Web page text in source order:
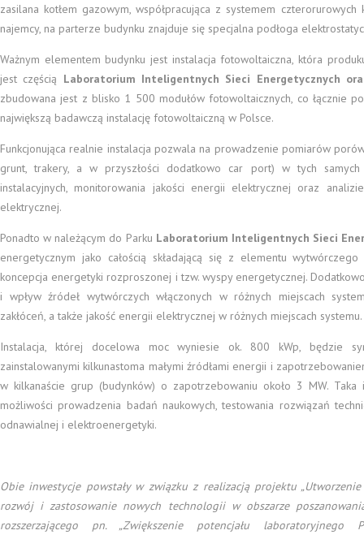
zasilana kotłem gazowym, współpracująca z systemem
najemcy, na parterze budynku znajduje się specjalna podłoga
Ważnym elementem budynku jest instalacja fotowoltaiczna, która
jest częścią Laboratorium Inteligentnych Sieci Energetycznych
zbudowana jest z blisko 1 500 modułów fotowoltaicznych, co łącznie
największą badawczą instalację fotowoltaiczną w Polsce.
Funkcjonująca realnie instalacja pozwala na prowadzenie pomiarów
grunt, trakery, a w przyszłości dodatkowo car port) w tych samych
instalacyjnych, monitorowania jakości energii elektrycznej oraz
elektrycznej.
Ponadto w należącym do Parku Laboratorium Inteligentnych Sieci
energetycznym jako całością składającą się z elementu
koncepcja energetyki rozproszonej i tzw. wyspy energetycznej.
i wpływ źródeł wytwórczych włączonych w różnych miejscach
zakłóceń, a także jakość energii elektrycznej w różnych miejscach systemu.
Instalacja, której docelowa moc wyniesie ok. 800 kWp, będzie
zainstalowanymi kilkunastoma małymi źródłami energii i
w kilkanaście grup (budynków) o zapotrzebowaniu około 3 MW.
możliwości prowadzenia badań naukowych, testowania rozwiązań
odnawialnej i elektroenergetyki.
Obie inwestycje powstały w związku z realizacją projektu
rozwój i zastosowanie nowych technologii w obszarze
rozszerzającego pn. „Zwiększenie potencjału laboratoryjnego